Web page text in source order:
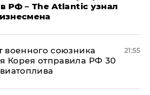
РФ – The Atlantic узнал
военного союзника
Корея отправила РФ 30
21:55